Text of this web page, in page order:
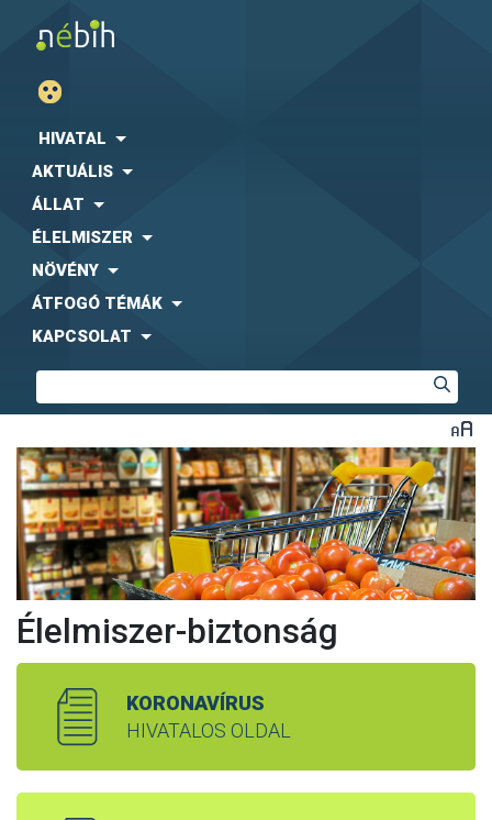
HIVATAL
AKTUÁLIS
ÁLLAT
ÉLELMISZER
NÖVÉNY
ÁTFOGÓ TÉMÁK
KAPCSOLAT
Élelmiszer-biztonság
KORONAVÍRUS
HIVATALOS OLDAL